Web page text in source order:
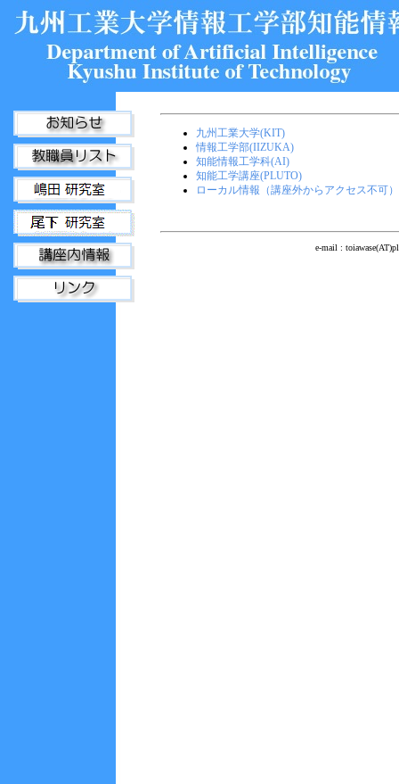
九州工業大学(KIT)
情報工学部(IIZUKA)
知能情報工学科(AI)
知能工学講座(PLUTO)
ローカル情報（講座外からアクセス不可）
e-mail :